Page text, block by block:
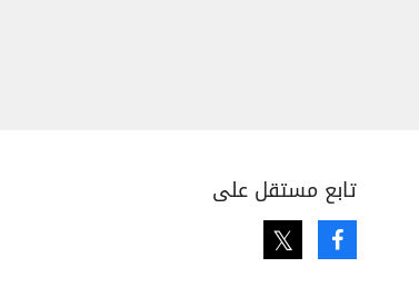
تابع مستقل على
Facebook
Twitter